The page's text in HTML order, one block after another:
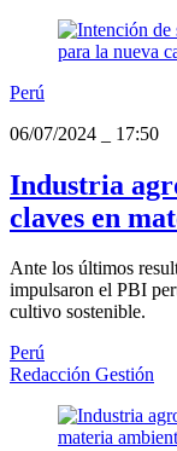
Perú
06/07/2024
17:50
Industria
claves en
Ante los últimos
impulsaron el PBI
cultivo sostenible.
Perú
Redacción Gestión